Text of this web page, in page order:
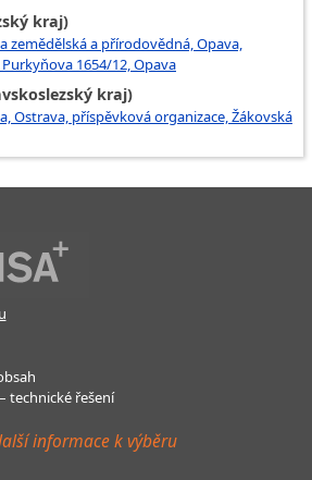
kraj)
zemědělská a přírodovědná, Opava,
1654/12, Opava
kraj)
Ostrava, příspěvková organizace, Žákovská
technické řešení
informace k výběru